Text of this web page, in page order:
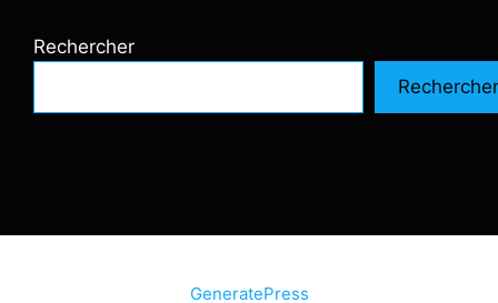
Rechercher
Rechercher
GeneratePress